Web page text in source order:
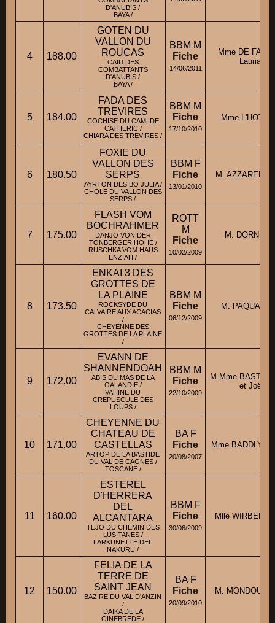
D'ANUBIS /
BAYA /
4 188.00
GOTEN DU
VALLON DU
ROUCAS
CAID DES
COMBATTANTS
D'ANUBIS /
BAYA /
BBM M
Fiche
14/06/2011
Mme DE
Lauriane
5 184.00
FADA DES
TREVIRES
COCHISE DU CAMI DE
CATHERIC /
CHIARA DES TREVIRES /
BBM M
Fiche
17/10/2010
Mme L'HOTE
6 180.50
FOXIE DU
VALLON DES
SERPS
AYRTON DES BO JULIA /
CHOLE DU VALLON DES
SERPS /
BBM F
Fiche
13/01/2010
M.
7 175.00
FLASH VOM
BOCHRAHMER
DANJO VON DER
TONBERGER HOHE /
RUSCHKA VOM HAUS
ENZIAH /
ROTT
M
Fiche
10/02/2009
M. DORN
8 173.50
ENKAI 3 DES
GROTTES DE
LA PLAINE
ROCKSYDE DU
CALVAIRE AUX ACACIAS
/
CHEYENNE DES
GROTTES DE LA PLAINE
/
BBM M
Fiche
06/12/2009
M. PAQUAY
9 172.00
EVANN DE
SHANNENDOAH
ABIS DU MAS DE LA
GALANDIE /
VAHINE DU
CREPUSCULE DES
LOUPS /
BBM M
Fiche
22/10/2009
M.Mme BASTEN
et Joëlle
10 171.00
CHEYENNE DU
CHATEAU DE
CASTELLAS
ARTOP DE LA BASTIDE
DU VAL DE CAGNES /
TOSCANE /
BA F
Fiche
20/08/2007
Mme BADDLY
11 160.00
ESTEREL
D'HERRERA
DEL
ALCANTARA
TEJO DU CHEMIN DES
LUSITANES /
LARKUNETTE DEL
NAKURU /
BBM F
Fiche
30/06/2009
Mlle WIRBEL
12 150.00
FELIA DE LA
TERRE DE
SAINT JEAN
BAZIRE DU VAL D'ANZIN
/
DAIKA DE LA
GINEBREDE /
BA F
Fiche
20/09/2010
M. MONDOU